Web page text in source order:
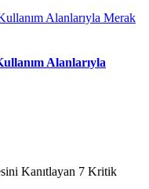
Alanlarıyla